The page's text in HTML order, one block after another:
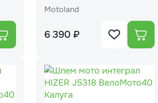
black/yellow
Motoland
6 390 ₽